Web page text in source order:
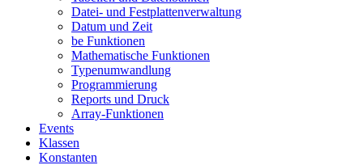
Datei- und Festplattenverwaltung
Datum und Zeit
be Funktionen
Mathematische Funktionen
Typenumwandlung
Programmierung
Reports und Druck
Array-Funktionen
Events
Klassen
Konstanten